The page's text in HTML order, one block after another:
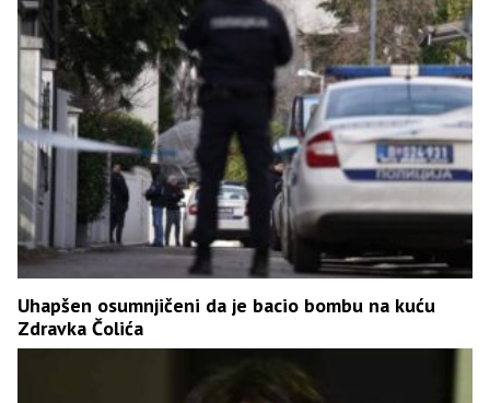
Uhapšen osumnjičeni da je bacio bombu na kuću
Zdravka Čolića